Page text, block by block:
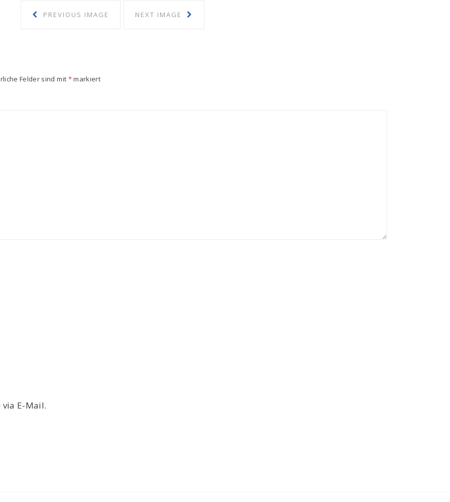
PREVIOUS IMAGE NEXT IMAGE
Felder sind mit *markiert
E-Mail.